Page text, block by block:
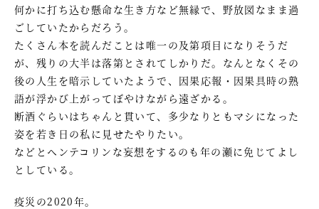
何かに打ち込む懸命な生き方など無縁で、野放図なまま過
ごしていたからだろう。
たくさん本を読んだことは唯一の及第項目になりそうだ
が、残りの大半は落第とされてしかりだ。なんとなくその
後の人生を暗示していたようで、因果応報・因果具時の熟
語が浮かび上がってぼやけながら遠ざかる。
断酒ぐらいはちゃんと貫いて、多少なりともマシになった
姿を若き日の私に見せたやりたい。
などとヘンテコリンな妄想をするのも年の瀬に免じてよし
としている。
疫災の2020年。